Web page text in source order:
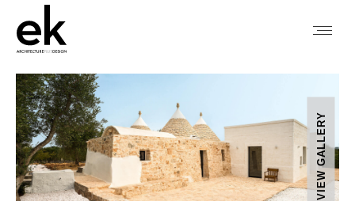
VIEW GALLERY